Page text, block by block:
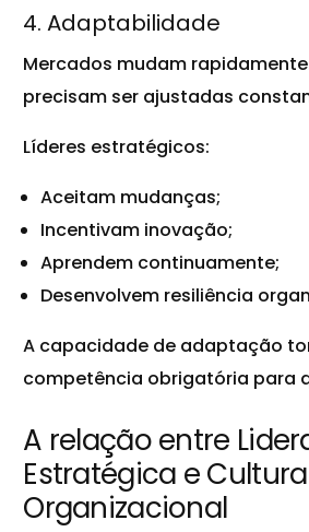
4. Adaptabilidade
Mercados mudam
precisam ser ajustadas
Líderes estratégicos:
Aceitam mudanças;
Incentivam inovação;
Aprendem continuamente;
Desenvolvem resiliência
A capacidade de adaptação
competência obrigatória para
A relação entre
Estratégica e Cultura
Organizacional